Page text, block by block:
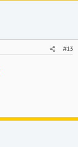
#13